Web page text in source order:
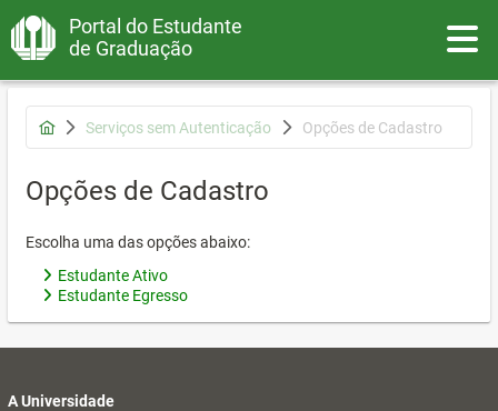
Portal do Estudante
de Graduação
Serviços sem Autenticação Opções de Cadastro
Opções de Cadastro
Escolha uma das opções abaixo:
Estudante Ativo
Estudante Egresso
A Universidade